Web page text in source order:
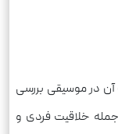
در موسیقی بررسی
خلاقیت فردی و